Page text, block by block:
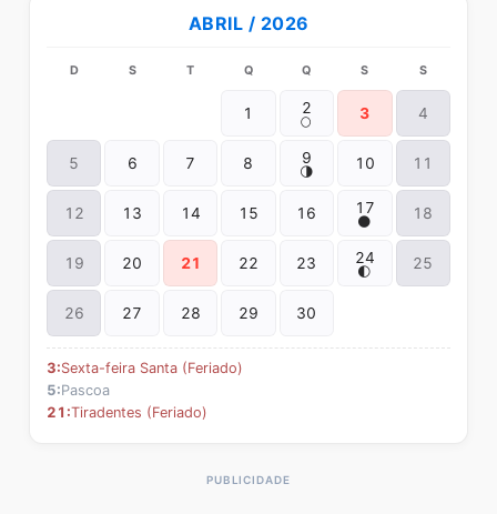
ABRIL / 2026
D S T Q Q S S
1 2
🌕 3 4
5 6 7 8 9
🌗 10 11
12 13 14 15 16 17
🌑 18
19 20 21 22 23 24
🌓 25
26 27 28 29 30
3:Sexta-feira Santa (Feriado)
5:Pascoa
21:Tiradentes (Feriado)